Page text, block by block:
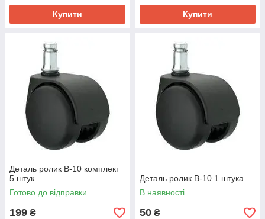
Купити Купити
Деталь ролик B-10 комплект
5 штук
Готово до відправки
199 ₴
Деталь ролик B-10 1 штука
В наявності
50 ₴